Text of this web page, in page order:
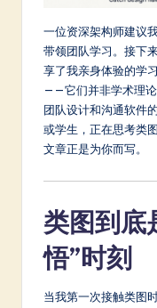
L
in
A
一位资深架构师建议
带领团队学习。接下
享了我亲身体验的学
——它们并非学术理论
团队设计和沟通软件
或学生，正在思考类
文章正是为你而写。
类图到底
悟”时刻
当我第一次接触类图